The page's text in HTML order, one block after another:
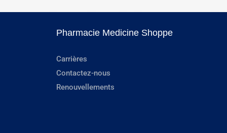
Pharmacie Medicine Shoppe
Carrières
Contactez-nous
Renouvellements